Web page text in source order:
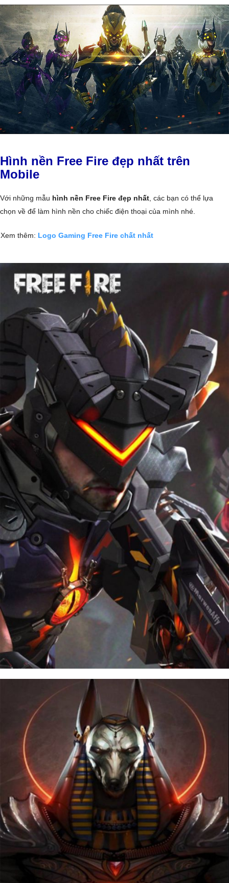
Hình nền Free Fire đẹp nhất trên
Mobile
Với những mẫu hình nền Free Fire đẹp nhất, các bạn có thể lựa
chọn về để làm hình nền cho chiếc điện thoại của mình nhé.
Xem thêm: Logo Gaming Free Fire chất nhất